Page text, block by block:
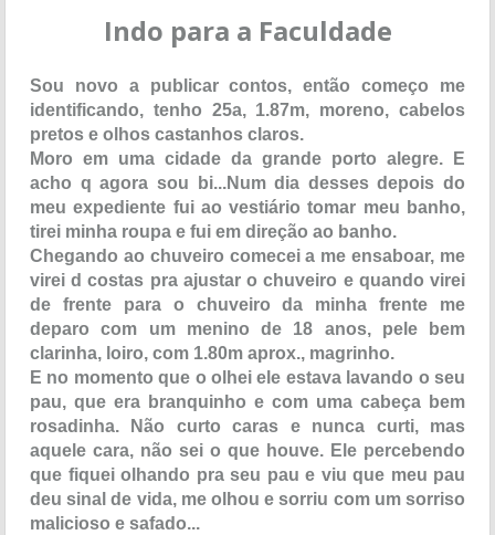
Indo para a Faculdade
Sou novo a publicar contos, então começo me
identificando, tenho 25a, 1.87m, moreno, cabelos
pretos e olhos castanhos claros.
Moro em uma cidade da grande porto alegre. E
acho q agora sou bi...Num dia desses depois do
meu expediente fui ao vestiário tomar meu banho,
tirei minha roupa e fui em direção ao banho.
Chegando ao chuveiro comecei a me ensaboar, me
virei d costas pra ajustar o chuveiro e quando virei
de frente para o chuveiro da minha frente me
deparo com um menino de 18 anos, pele bem
clarinha, loiro, com 1.80m aprox., magrinho.
E no momento que o olhei ele estava lavando o seu
pau, que era branquinho e com uma cabeça bem
rosadinha. Não curto caras e nunca curti, mas
aquele cara, não sei o que houve. Ele percebendo
que fiquei olhando pra seu pau e viu que meu pau
deu sinal de vida, me olhou e sorriu com um sorriso
malicioso e safado...